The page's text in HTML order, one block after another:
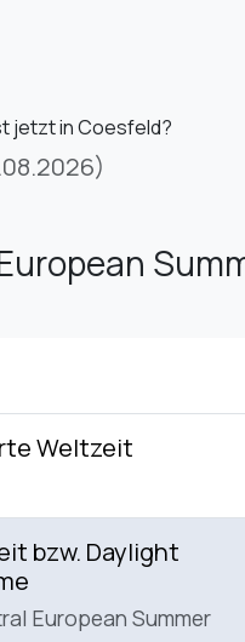
jetzt in Coesfeld?
Weltzeit
bzw. Daylight
European Summer